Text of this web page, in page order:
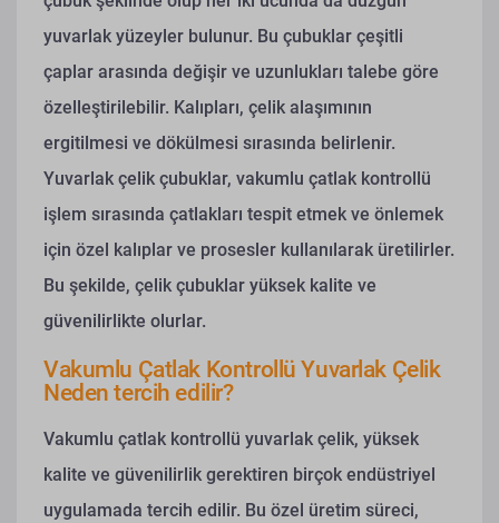
yuvarlak yüzeyler bulunur. Bu çubuklar çeşitli
çaplar arasında değişir ve uzunlukları talebe göre
özelleştirilebilir. Kalıpları, çelik alaşımının
ergitilmesi ve dökülmesi sırasında belirlenir.
Yuvarlak çelik çubuklar, vakumlu çatlak kontrollü
işlem sırasında çatlakları tespit etmek ve önlemek
için özel kalıplar ve prosesler kullanılarak üretilirler.
Bu şekilde, çelik çubuklar yüksek kalite ve
güvenilirlikte olurlar.
Vakumlu Çatlak Kontrollü Yuvarlak Çelik
Neden tercih edilir?
Vakumlu çatlak kontrollü yuvarlak çelik, yüksek
kalite ve güvenilirlik gerektiren birçok endüstriyel
uygulamada tercih edilir. Bu özel üretim süreci,